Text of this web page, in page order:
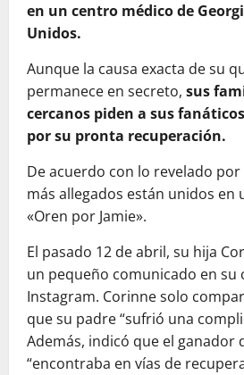
en un centro médico de
Unidos.
Aunque la causa exacta de su
permanece en secreto, sus
cercanos piden a sus
por su pronta recuperación.
De acuerdo con lo revelado por
más allegados están unidos en
«Oren por Jamie».
El pasado 12 de abril, su hija
un pequeño comunicado en su
Instagram. Corinne solo
que su padre “sufrió una
Además, indicó que el ganador
“encontraba en vías de